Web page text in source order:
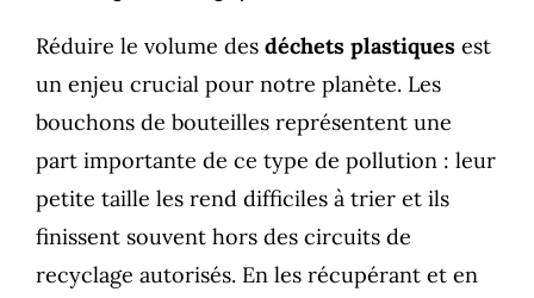
Réduire le volume des déchets plastiques est
un enjeu crucial pour notre planète. Les
bouchons de bouteilles représentent une
part importante de ce type de pollution : leur
petite taille les rend difficiles à trier et ils
finissent souvent hors des circuits de
recyclage autorisés. En les récupérant et en